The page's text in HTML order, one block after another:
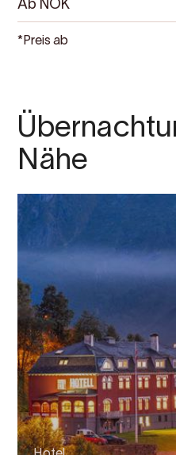
Ab NOK
*Preis ab
Nähe